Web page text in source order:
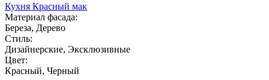
Кухня Красный мак
Материал фасада:
Береза, Дерево
Стиль:
Дизайнерские, Эксклюзивные
Цвет:
Красный, Черный